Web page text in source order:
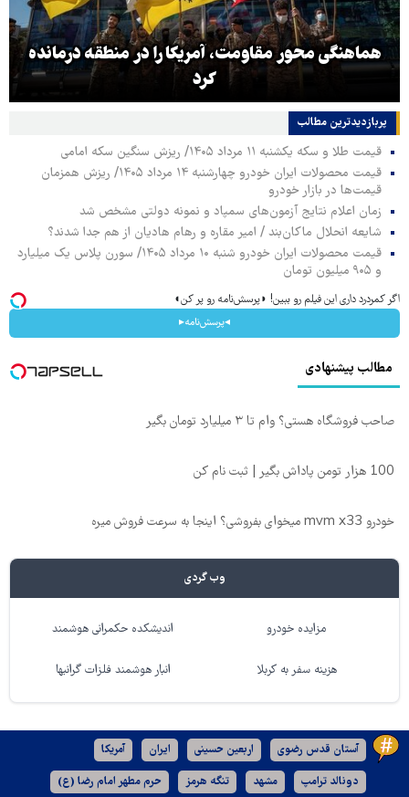
هماهنگی محور مقاومت، آمریکا را در منطقه درمانده
کرد
پربازدیدترین‌ مطالب
قیمت طلا و سکه یکشنبه ۱۱ مرداد ۱۴۰۵/ ریزش سنگین سکه امامی
قیمت محصولات ایران خودرو چهارشنبه ۱۴ مرداد ۱۴۰۵/ ریزش همزمان
قیمت‌ها در بازار خودرو
زمان اعلام نتایج آزمون‌های سمپاد و نمونه دولتی مشخص شد
شایعه انحلال ماکان‌بند / امیر مقاره و رهام هادیان از هم جدا شدند؟
قیمت محصولات ایران خودرو شنبه ۱۰ مرداد ۱۴۰۵/ سورن پلاس یک میلیارد
و ۹۰۵ میلیون تومان
اگر کمردرد داری این فیلم رو ببین! ◗پرسش‌نامه رو پر کن◖
◂پرسش‌نامه▸
مطالب پیشنهادی
صاحب فروشگاه هستی؟ وام تا ۳ میلیارد تومان بگیر
100 هزار تومن پاداش بگیر | ثبت نام کن
خودرو mvm x33 میخوای بفروشی؟ اینجا به سرعت فروش میره
وب گردی
مزایده خودرو اندیشکده حکمرانی هوشمند
هزینه سفر به کربلا انبار هوشمند فلزات گرانبها
آستان قدس رضوی اربعین حسینی ایران آمریکا
دونالد ترامپ مشهد تنگه هرمز حرم مطهر امام رضا (ع)